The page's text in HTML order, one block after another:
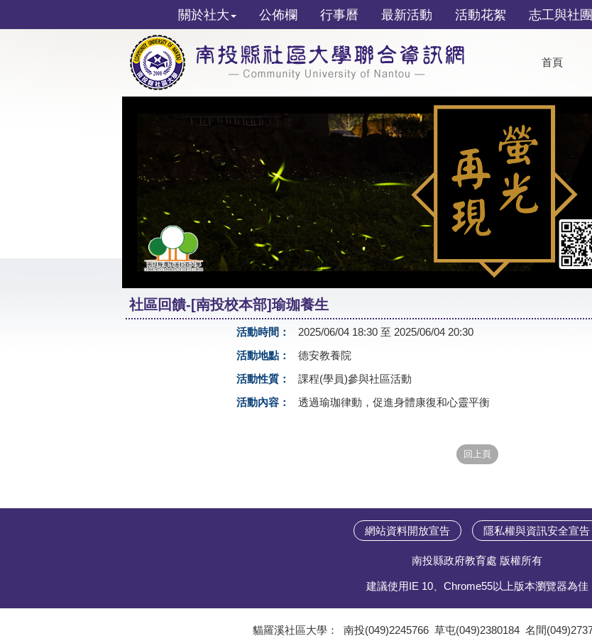
關於社大 公佈欄 行事曆 最新活動 活動花絮 志工與社團
首頁
社區回饋-[南投校本部]瑜珈養生
活動時間：
2025/06/04 18:30 至 2025/06/04 20:30
活動地點：
德安教養院
活動性質：
課程(學員)參與社區活動
活動內容：
透過瑜珈律動，促進身體康復和心靈平衡
網站資料開放宣告 隱私權與資訊安全宣告
南投縣政府教育處 版權所有
建議使用IE 10、Chrome55以上版本瀏覽器為佳
貓羅溪社區大學： 南投(049)2245766 草屯(049)2380184 名間